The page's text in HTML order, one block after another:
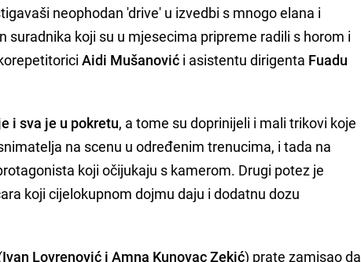
neophodan 'drive' u izvedbi s mnogo elana i
suradnika koji su u mjesecima pripreme radili s horom i
Aidi Mušanović i asistentu dirigenta Fuadu
i sva je u pokretu, a tome su doprinijeli i mali trikovi koje
na scenu u određenim trenucima, i tada na
koji očijukaju s kamerom. Drugi potez je
koji cijelokupnom dojmu daju i dodatnu dozu
Ivan Lovrenović i Amna Kunovac Zekić) prate zamisao da